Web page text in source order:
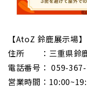
【AtoZ 鈴鹿展示場】
住所 ：三重県鈴
電話番号： 059-
営業時間：